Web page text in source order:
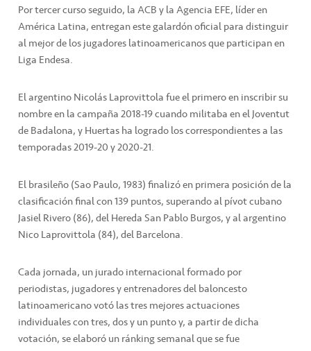
Por tercer curso seguido, la ACB y la Agencia EFE, líder en
América Latina, entregan este galardón oficial para distinguir
al mejor de los jugadores latinoamericanos que participan en
Liga Endesa.
El argentino Nicolás Laprovittola fue el primero en inscribir su
nombre en la campaña 2018-19 cuando militaba en el Joventut
de Badalona, y Huertas ha logrado los correspondientes a las
temporadas 2019-20 y 2020-21.
El brasileño (Sao Paulo, 1983) finalizó en primera posición de la
clasificación final con 139 puntos, superando al pívot cubano
Jasiel Rivero (86), del Hereda San Pablo Burgos, y al argentino
Nico Laprovittola (84), del Barcelona.
Cada jornada, un jurado internacional formado por
periodistas, jugadores y entrenadores del baloncesto
latinoamericano votó las tres mejores actuaciones
individuales con tres, dos y un punto y, a partir de dicha
votación, se elaboró un ránking semanal que se fue